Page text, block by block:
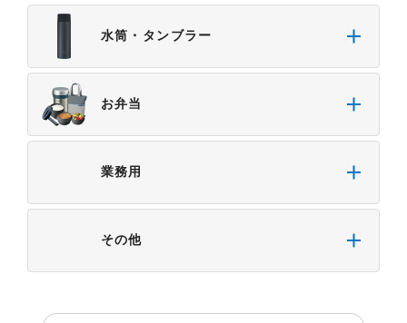
水筒・タンブラー
お弁当
業務用
その他